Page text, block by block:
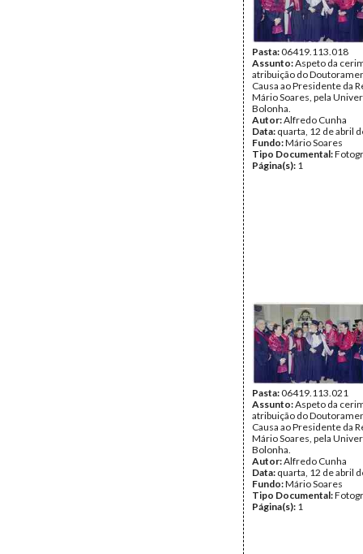
Pasta:06419.113.018
Assunto:Aspeto da
atribuição do
Causa ao Presidente da
Mário Soares, pela
Bolonha.
Autor:Alfredo Cunha
Data: quarta, 12 de abril
Fundo:Mário Soares
Tipo Documental:
Página(s): 1
Pasta:06419.113.021
Assunto:Aspeto da
atribuição do
Causa ao Presidente da
Mário Soares, pela
Bolonha.
Autor:Alfredo Cunha
Data: quarta, 12 de abril
Fundo:Mário Soares
Tipo Documental:
Página(s): 1